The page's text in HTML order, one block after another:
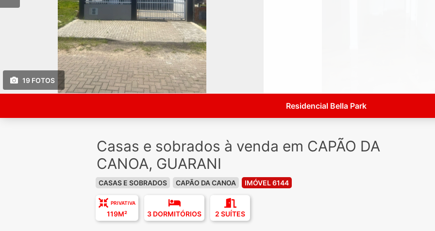
19 FOTOS
Residencial Bella Park
Casas e sobrados à venda em CAPÃO DA
CANOA, GUARANI
CASAS E SOBRADOS CAPÃO DA CANOA IMÓVEL 6144
PRIVATIVA
119M² 3 DORMITÓRIOS 2 SUÍTES